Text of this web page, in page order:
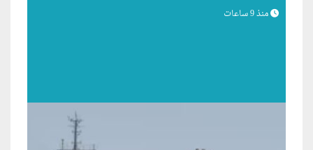
منذ 9 ساعات